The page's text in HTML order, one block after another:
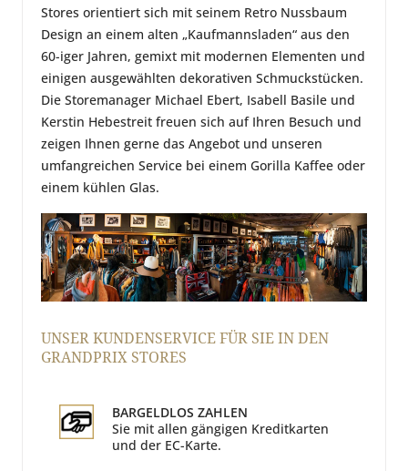
Stores orientiert sich mit seinem Retro Nussbaum
Design an einem alten „Kaufmannsladen“ aus den
60-iger Jahren, gemixt mit modernen Elementen und
einigen ausgewählten dekorativen Schmuckstücken.
Die Storemanager Michael Ebert, Isabell Basile und
Kerstin Hebestreit freuen sich auf Ihren Besuch und
zeigen Ihnen gerne das Angebot und unseren
umfangreichen Service bei einem Gorilla Kaffee oder
einem kühlen Glas.
UNSER KUNDENSERVICE FÜR SIE IN DEN
GRANDPRIX STORES
BARGELDLOS ZAHLEN
Sie mit allen gängigen Kreditkarten
und der EC-Karte.